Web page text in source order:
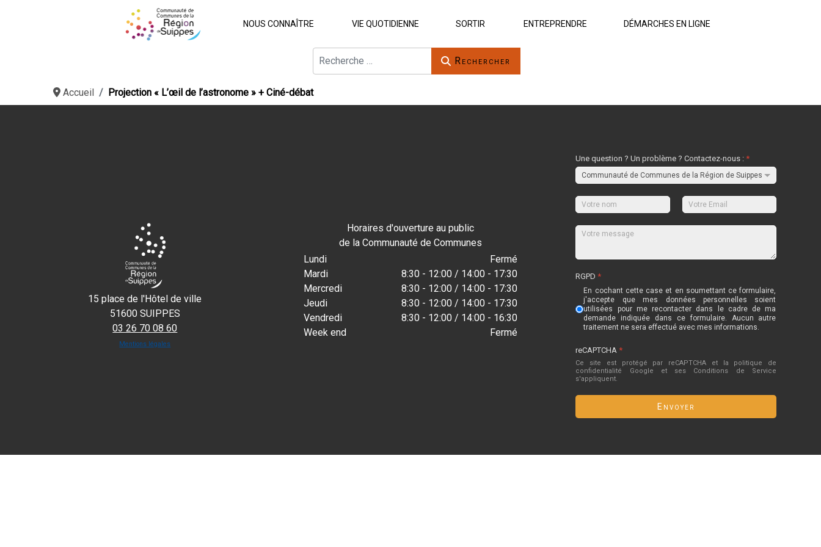
NOUS CONNAÎTRE VIE QUOTIDIENNE SORTIR ENTREPRENDRE DÉMARCHES EN LIGNE
Rechercher
Accueil Projection « L’œil de l’astronome » + Ciné-débat
15 place de l'Hôtel de ville
51600 SUIPPES
03 26 70 08 60
Mentions légales
Horaires d'ouverture au public
de la Communauté de Communes
Lundi
Fermé
Mardi
8:30 - 12:00 / 14:00 - 17:30
Mercredi
8:30 - 12:00 / 14:00 - 17:30
Jeudi
8:30 - 12:00 / 14:00 - 17:30
Vendredi
8:30 - 12:00 / 14:00 - 16:30
Week end
Fermé
Une question ? Un problème ? Contactez-nous :*
RGPD*
En cochant cette case et en soumettant ce formulaire,
j'accepte que mes données personnelles soient
utilisées pour me recontacter dans le cadre de ma
demande indiquée dans ce formulaire. Aucun autre
traitement ne sera effectué avec mes informations.
reCAPTCHA*
Ce site est protégé par reCAPTCHA et la politique de
confidentialité
Google et ses Conditions de Service
s'appliquent.
Envoyer